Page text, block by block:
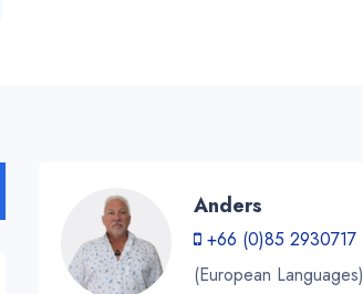
Anders
+66 (0)85 2930717
(European Languages)